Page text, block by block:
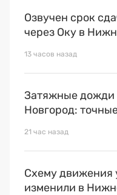
Озвучен срок
через Оку в
13 часов назад
Затяжные
Новгород:
21 час назад
Схему движения
изменили в